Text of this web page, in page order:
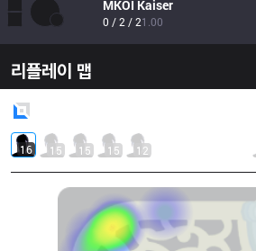
MKOI Kaiser
0 / 2 / 21.00
리플레이 맵
16 15 15 15 12